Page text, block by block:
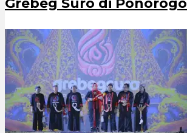
Grebeg Suro di Ponorogo